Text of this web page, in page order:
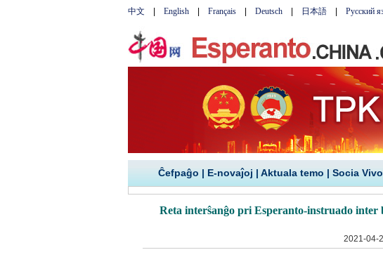
Ĉefpaĝo | E-novaĵoj | Aktuala temo | Socia Vivo
Reta interŝanĝo pri Esperanto-instruado
2021-04-